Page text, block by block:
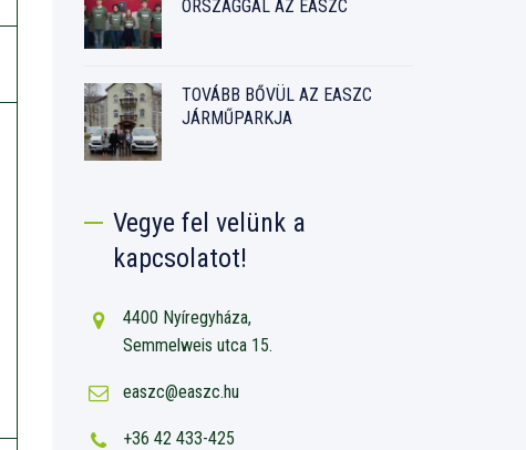
ORSZÁGGAL AZ ÉASZC
TOVÁBB BŐVÜL AZ EASZC
JÁRMŰPARKJA
Vegye fel velünk a
kapcsolatot!
4400 Nyíregyháza,
Semmelweis utca 15.
easzc@easzc.hu
+36 42 433-425